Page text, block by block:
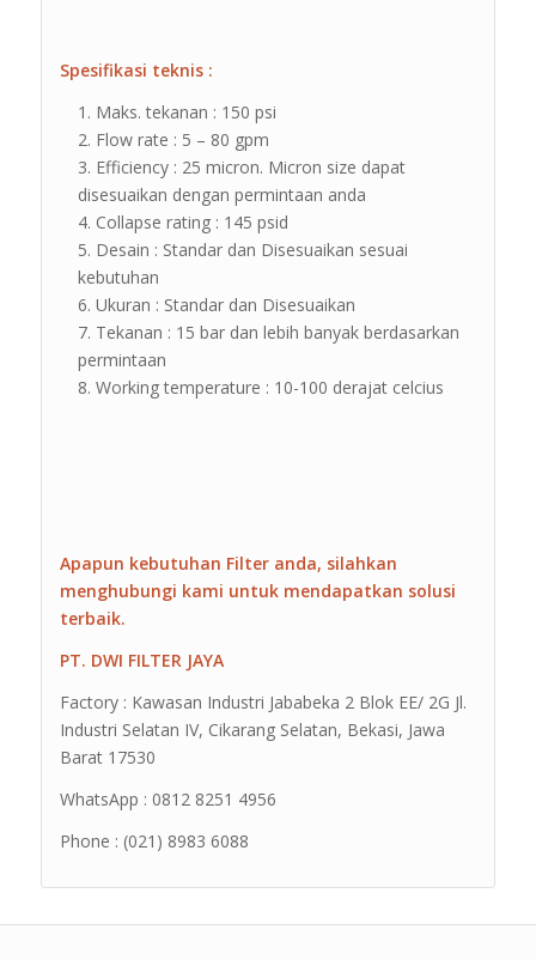
Spesifikasi teknis :
Maks. tekanan : 150 psi
Flow rate : 5 – 80 gpm
Efficiency : 25 micron. Micron size dapat
disesuaikan dengan permintaan anda
Collapse rating : 145 psid
Desain : Standar dan Disesuaikan sesuai
kebutuhan
Ukuran : Standar dan Disesuaikan
Tekanan : 15 bar dan lebih banyak berdasarkan
permintaan
Working temperature : 10-100 derajat celcius
Apapun kebutuhan Filter anda, silahkan
menghubungi kami untuk mendapatkan solusi
terbaik.
PT. DWI FILTER JAYA
Factory : Kawasan Industri Jababeka 2 Blok EE/ 2G Jl.
Industri Selatan IV, Cikarang Selatan, Bekasi, Jawa
Barat 17530
WhatsApp : 0812 8251 4956
Phone : (021) 8983 6088